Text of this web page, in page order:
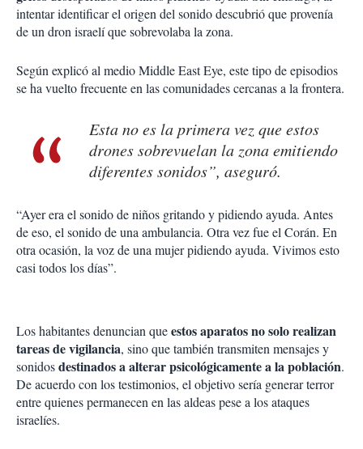
intentar identificar el origen del sonido descubrió que provenía
de un dron israelí que sobrevolaba la zona.
Según explicó al medio Middle East Eye, este tipo de episodios
se ha vuelto frecuente en las comunidades cercanas a la frontera.
Esta no es la primera vez que estos
drones sobrevuelan la zona emitiendo
diferentes sonidos”, aseguró.
“Ayer era el sonido de niños gritando y pidiendo ayuda. Antes
de eso, el sonido de una ambulancia. Otra vez fue el Corán. En
otra ocasión, la voz de una mujer pidiendo ayuda. Vivimos esto
casi todos los días”.
Los habitantes denuncian queestos aparatos no solo realizan
tareas de vigilancia, sino que también transmiten mensajes y
sonidosdestinados a alterar psicológicamente a la población.
De acuerdo con los testimonios, el objetivo sería generar terror
entre quienes permanecen en las aldeas pese a los ataques
israelíes.